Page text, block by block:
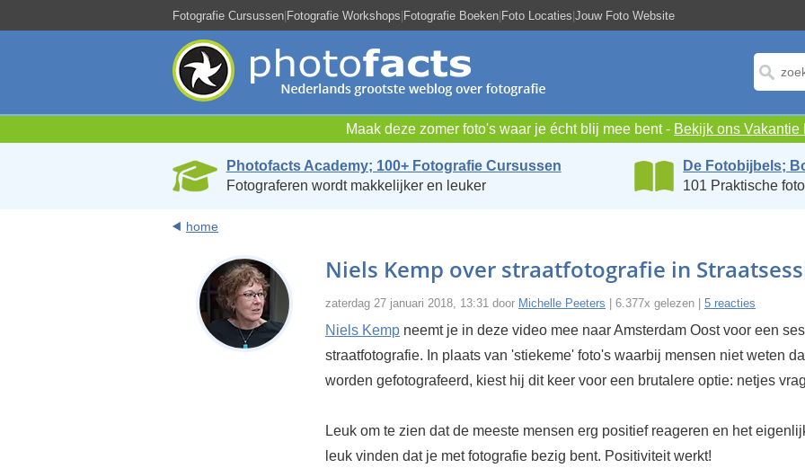
Fotografie Cursussen|Fotografie Workshops|Fotografie Boeken|Foto Locaties|Jouw Foto Website
Maak deze zomer foto's waar je écht blij mee bent - Bekijk ons Vakantie
Photofacts Academy; 100+ Fotografie Cursussen
Fotograferen wordt makkelijker en leuker
De Fotobijbels;
101 Praktische
home
Niels Kemp over straatfotografie in
zaterdag 27 januari 2018, 13:31 door Michelle Peeters | 6.377x gelezen | 5 reacties
Niels Kemp neemt je in deze video mee naar Amsterdam Oost voor een
straatfotografie. In plaats van 'stiekeme' foto's waarbij mensen niet weten
worden gefotografeerd, kiest hij dit keer voor een brutalere optie: netjes
Leuk om te zien dat de meeste mensen erg positief reageren en het
leuk vinden dat je met fotografie bezig bent. Positiviteit werkt!